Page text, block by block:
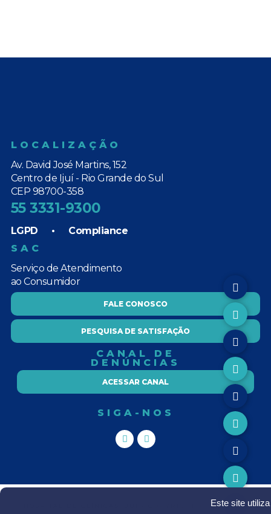
Este site
LOCALIZAÇÃO
Av. David José Martins, 152
Centro de Ijuí - Rio Grande do Sul
CEP 98700-358
55 3331-9300
LGPD • Compliance
SAC
Serviço de Atendimento
ao Consumidor
FALE CONOSCO
PESQUISA DE SATISFAÇÃO
CANAL DE
DENÚNCIAS
ACESSAR CANAL
SIGA-NOS
HOSPITAL DE CLÍNICAS IJUI - COPYRIGHT Ⓒ TODOS OS